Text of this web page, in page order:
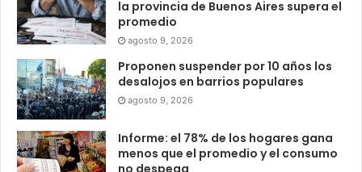
la provincia de Buenos Aires supera el
promedio
agosto 9, 2026
Proponen suspender por 10 años los
desalojos en barrios populares
agosto 9, 2026
Informe: el 78% de los hogares gana
menos que el promedio y el consumo